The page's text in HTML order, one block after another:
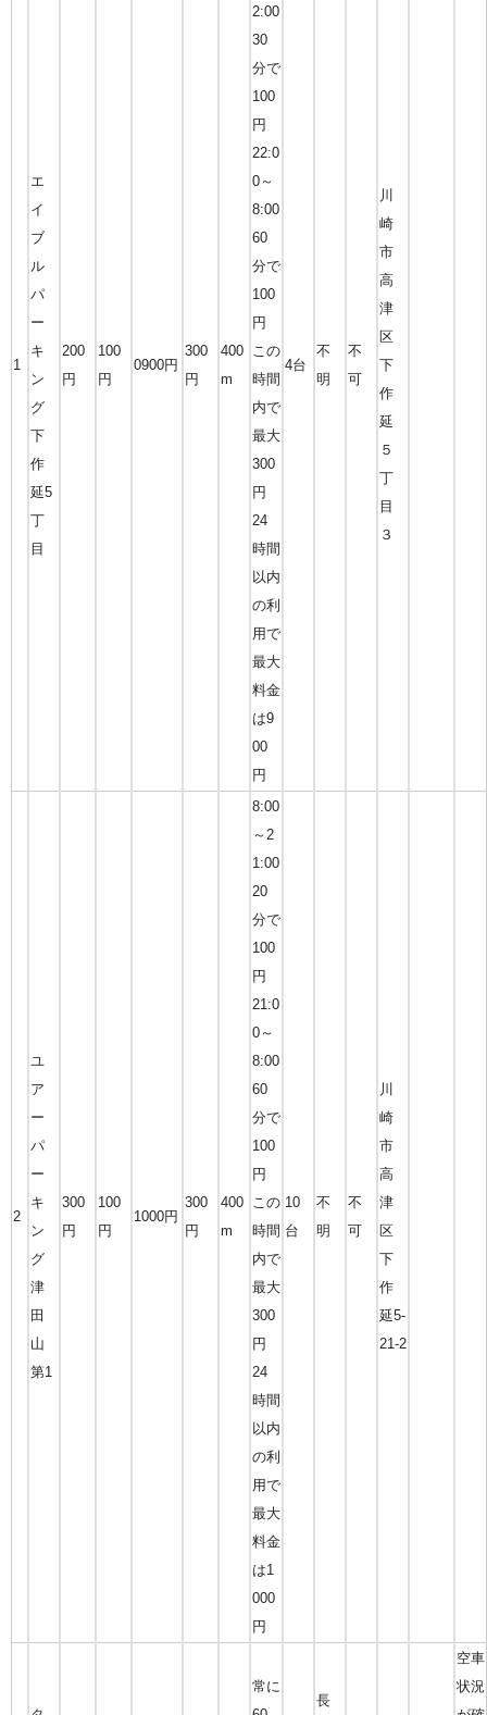
1
エ
イ
ブ
ル
パ
ー
キ
ン
グ
下
作
延5
丁
目
200
円
100
円
0900円
300
円
400
m
2:00
30
分で
100
円
22:0
0～
8:00
60
分で
100
円
この
時間
内で
最大
300
円
24
時間
以内
の利
用で
最大
料金
は9
00
円
4台
不
明
不
可
川
崎
市
高
津
区
下
作
延
５
丁
目
３
2
ユ
ア
ー
パ
ー
キ
ン
グ
津
田
山
第1
300
円
100
円
1000円
300
円
400
m
8:00
～2
1:00
20
分で
100
円
21:0
0～
8:00
60
分で
100
円
この
時間
内で
最大
300
円
24
時間
以内
の利
用で
最大
料金
は1
000
円
10
台
不
明
不
可
川
崎
市
高
津
区
下
作
延5-
21-2
常に
長
空車
状況